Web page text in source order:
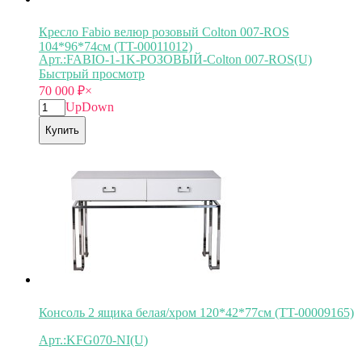
Кресло Fabio велюр розовый Colton 007-ROS
104*96*74см (TT-00011012)
Арт.:FABIO-1-1K-РОЗОВЫЙ-Colton 007-ROS(U)
Быстрый просмотр
70 000 ₽×
UpDown
Купить
Консоль 2 ящика белая/хром 120*42*77см (TT-00009165)
Арт.:KFG070-NI(U)